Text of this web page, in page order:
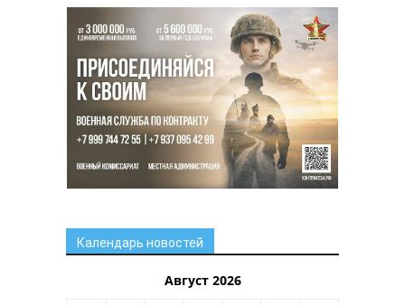
Календарь новостей
Август 2026